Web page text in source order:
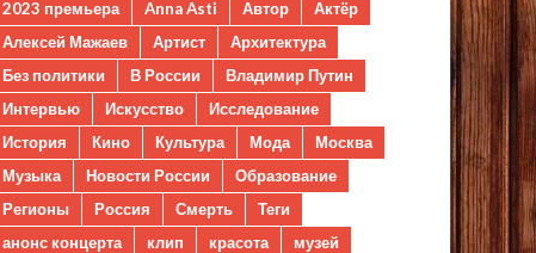
2023 премьера
Anna Asti Автор
Актёр
Алексей Мажаев
Артист
Архитектура
Без политики
В России
Владимир Путин
Интервью
Искусство
Исследование
История
Кино Культура Мода
Москва
Музыка
Новости России
Образование
Регионы
Россия Смерть
Теги
анонс концерта
клип красота
музей